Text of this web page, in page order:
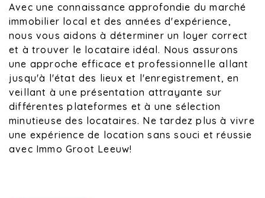
Avec une connaissance approfondie du marché
immobilier local et des années d'expérience,
nous vous aidons à déterminer un loyer correct
et à trouver le locataire idéal. Nous assurons
une approche efficace et professionnelle allant
jusqu'à l'état des lieux et l'enregistrement, en
veillant à une présentation attrayante sur
différentes plateformes et à une sélection
minutieuse des locataires. Ne tardez plus à vivre
une expérience de location sans souci et réussie
avec Immo Groot Leeuw!